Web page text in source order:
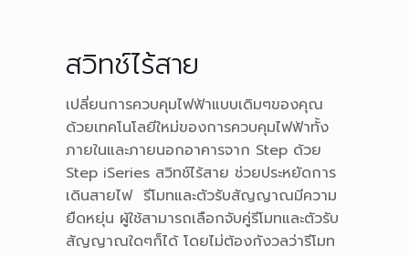
สวิทช์ไร้สาย
เปลี่ยนการควบคุมไฟฟ้าแบบเดิมๆของคุณ
ด้วยเทคโนโลยีใหม่ของการควบคุมไฟฟ้าทั้ง
ภายในและภายนอกอาคารจาก Step ด้วย
Step iSeries สวิทช์ไร้สาย ช่วยประหยัดการ
เดินสายไฟ รีโมทและตัวรับสัญญาณมีความ
ยืดหยุ่น ผู้ใช้สามารถเลือกจับคู่รีโมทและตัวรับ
สัญญาณใดๆก็ได้ โดยไม่ต้องกังวลว่ารีโมท